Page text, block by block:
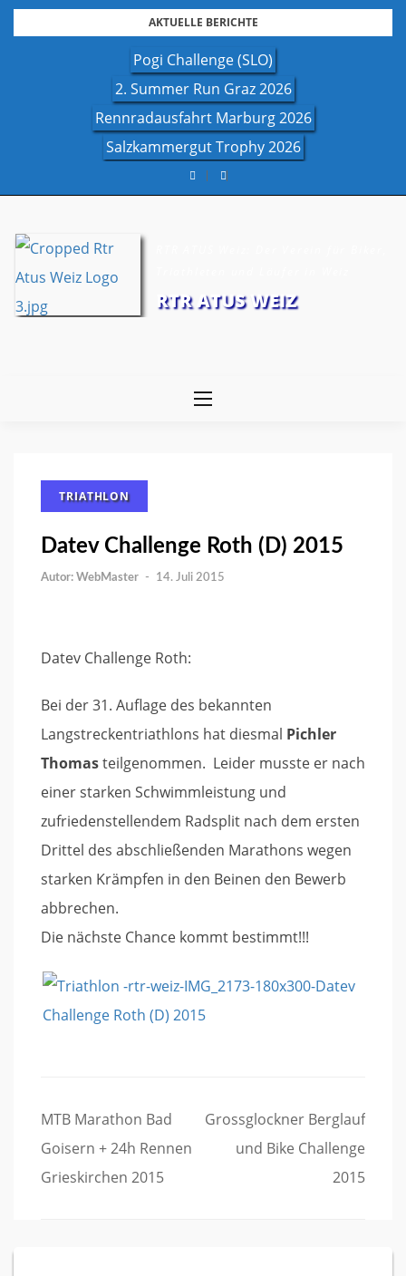
Skip
AKTUELLE BERICHTE
Pogi Challenge (SLO)
2. Summer Run Graz 2026
Rennradausfahrt Marburg 2026
Salzkammergut Trophy 2026
RTR ATUS WEIZ
TRIATHLON
Datev Challenge Roth (D) 2015
WebMaster - 14. Juli 2015
Datev Challenge Roth:
Bei der 31. Auflage des bekannten
Langstreckentriathlons hat diesmal Pichler
Thomasteilgenommen. Leider musste er nach
einer starken Schwimmleistung und
zufriedenstellendem Radsplit nach dem ersten
Drittel des abschließenden Marathons wegen
starken Krämpfen in den Beinen den Bewerb
abbrechen.
Die nächste Chance kommt bestimmt!!!
Beitragsnavigation
MTB Marathon Bad
Goisern + 24h Rennen
Grieskirchen 2015
Grossglockner Berglauf
und Bike Challenge
2015